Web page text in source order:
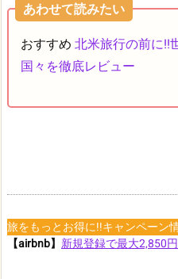
あわせて読みたい
おすすめ 北米旅行の前に!!
国々を徹底レビュー
旅をもっとお得に!!キャンペーン
【airbnb】 新規登録で最大2,850